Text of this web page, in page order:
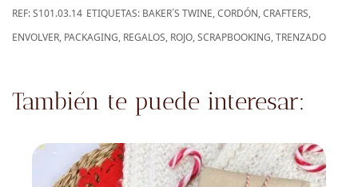
REF:S101.03.14 ETIQUETAS: BAKER´S TWINE,CORDÓN,CRAFTERS,
ENVOLVER, PACKAGING, REGALOS, ROJO,SCRAPBOOKING,TRENZADO
También te puede interesar: